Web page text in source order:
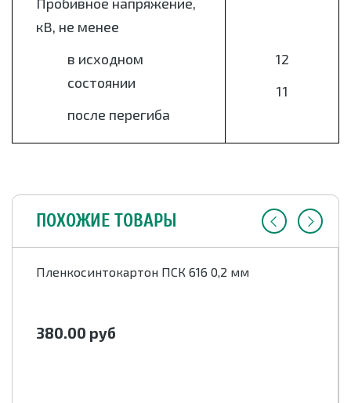
кВ, не менее
в исходном
состоянии
после перегиба
12
11
ПОХОЖИЕ ТОВАРЫ
Пленкосинтокартон ПСК 616 0,2 мм
380.00 руб